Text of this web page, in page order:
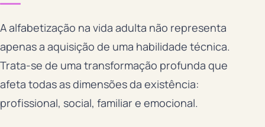
A alfabetização na vida adulta não representa
apenas a aquisição de uma habilidade técnica.
Trata-se de uma transformação profunda que
afeta todas as dimensões da existência:
profissional, social, familiar e emocional.